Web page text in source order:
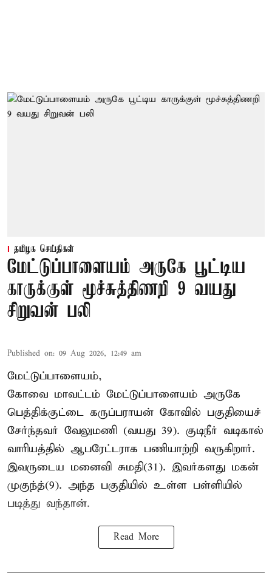
தமிழக செய்திகள்
மேட்டுப்பாளையம் அருகே பூட்டிய
காருக்குள் மூச்சுத்திணறி 9 வயது
சிறுவன் பலி
Published on: 09 Aug 2026, 12:49 am
மேட்டுப்பாளையம்,
கோவை மாவட்டம் மேட்டுப்பாளையம் அருகே
பெத்திக்குட்டை கருப்பராயன் கோவில் பகுதியைச்
சேர்ந்தவர் வேலுமணி (வயது 39). குடிநீர் வடிகால்
வாரியத்தில் ஆபரேட்டராக பணியாற்றி வருகிறார்.
இவருடைய மனைவி சுமதி(31). இவர்களது மகன்
முகுந்த்(9). அந்த பகுதியில் உள்ள பள்ளியில்
படித்து வந்தான்.
Read More